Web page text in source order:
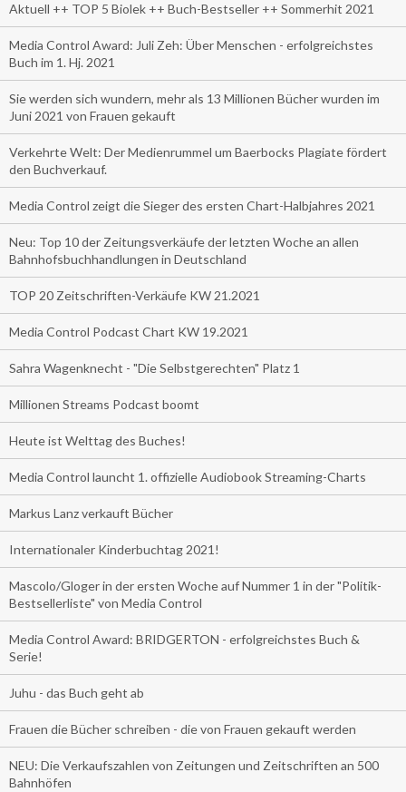
Aktuell ++ TOP 5 Biolek ++ Buch-Bestseller ++ Sommerhit 2021
Media Control Award: Juli Zeh: Über Menschen - erfolgreichstes
Buch im 1. Hj. 2021
Sie werden sich wundern, mehr als 13 Millionen Bücher wurden im
Juni 2021 von Frauen gekauft
Verkehrte Welt: Der Medienrummel um Baerbocks Plagiate fördert
den Buchverkauf.
Media Control zeigt die Sieger des ersten Chart-Halbjahres 2021
Neu: Top 10 der Zeitungsverkäufe der letzten Woche an allen
Bahnhofsbuchhandlungen in Deutschland
TOP 20 Zeitschriften-Verkäufe KW 21.2021
Media Control Podcast Chart KW 19.2021
Sahra Wagenknecht - "Die Selbstgerechten" Platz 1
Millionen Streams Podcast boomt
Heute ist Welttag des Buches!
Media Control launcht 1. offizielle Audiobook Streaming-Charts
Markus Lanz verkauft Bücher
Internationaler Kinderbuchtag 2021!
Mascolo/Gloger in der ersten Woche auf Nummer 1 in der "Politik-
Bestsellerliste" von Media Control
Media Control Award: BRIDGERTON - erfolgreichstes Buch &
Serie!
Juhu - das Buch geht ab
Frauen die Bücher schreiben - die von Frauen gekauft werden
NEU: Die Verkaufszahlen von Zeitungen und Zeitschriften an 500
Bahnhöfen